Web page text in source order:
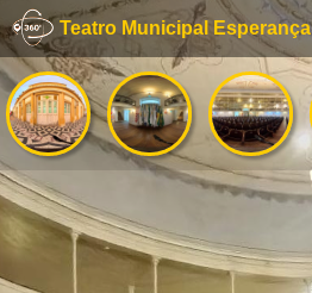
Teatro Municipal Esperança